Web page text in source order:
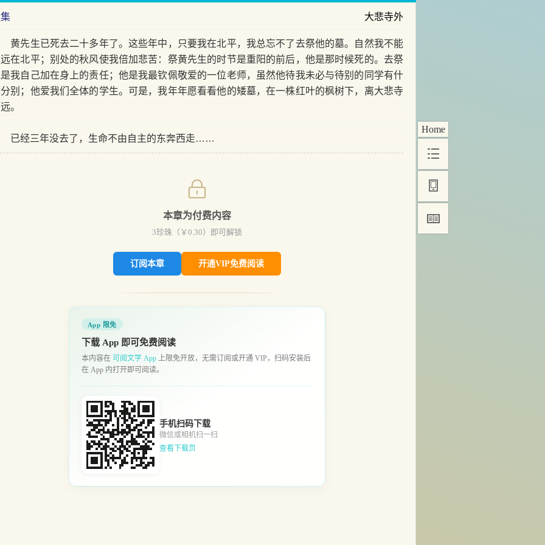
Home
大悲寺外
生已死去二十多年了。这些年中，只要我在北平，我总忘不了去祭他的墓。自然我不能
在北平；别处的秋风使我倍加悲苦：祭黄先生的时节是重阳的前后，他是那时候死的。去祭
我自己加在身上的责任；他是我最钦佩敬爱的一位老师，虽然他待我未必与待别的同学有什
别；他爱我们全体的学生。可是，我年年愿看看他的矮墓，在一株红叶的枫树下，离大悲寺
。
经三年没去了，生命不由自主的东奔西走……
本章为付费内容
3珍珠（￥ 0.30）即可解锁
订阅本章 开通VIP免费阅读
App 限免
下载 App 即可免费阅读
本内容在 可阅文学 App 上限免开放，无需订阅或开通 VIP，扫码安装后
在 App 内打开即可阅读。
手机扫码下载
微信或相机扫一扫
查看下载页